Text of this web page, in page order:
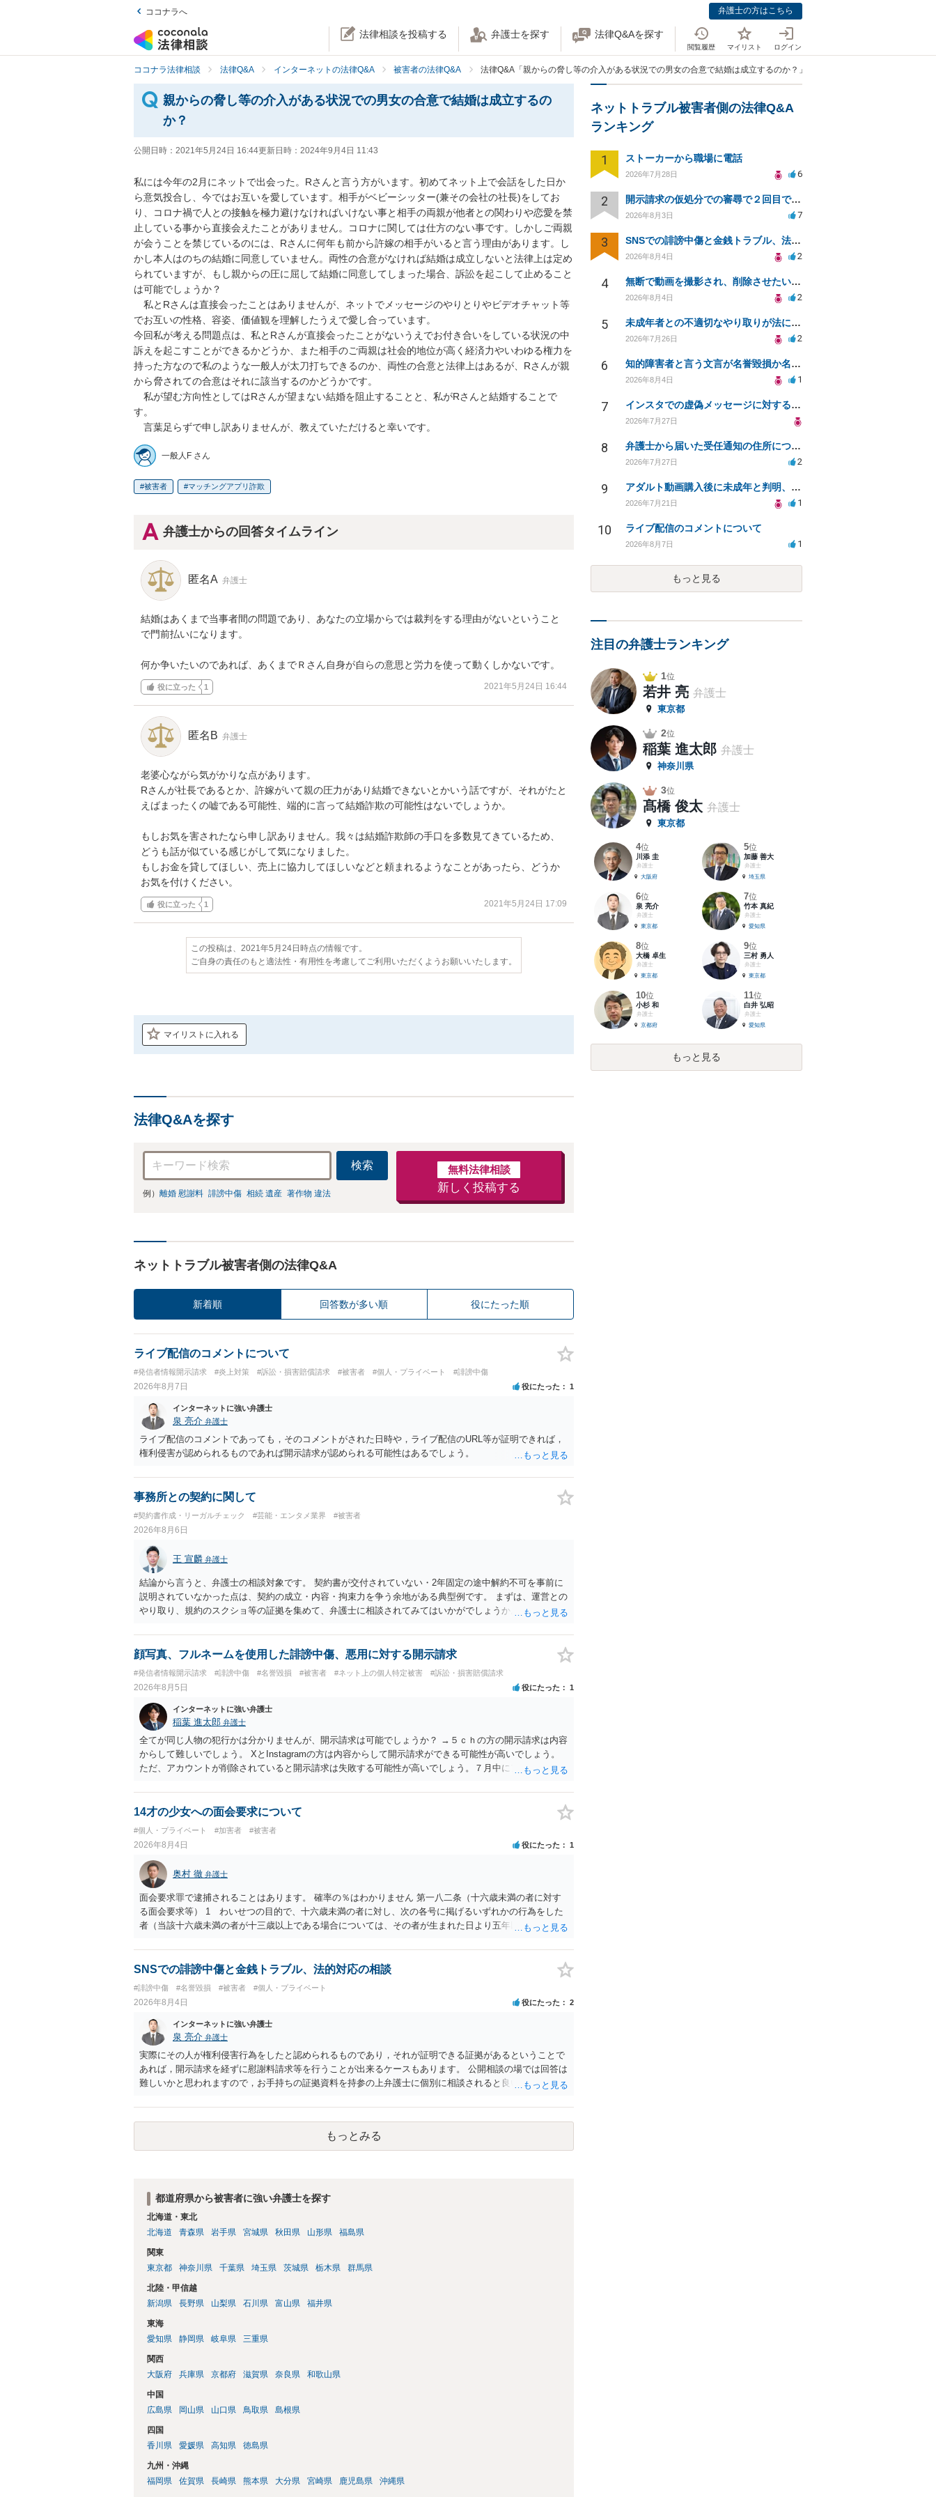
ココナラへ 弁護士の方はこちら
法律相談を投稿する 弁護士を探す 法律Q&Aを探す
閲覧履歴 マイリスト ログイン
ココナラ法律相談 法律Q&A インターネットの法律Q&A 被害者の法律Q&A 法律Q&A「親からの脅し等の介入がある状況での男女の合意で結婚は成立するのか？」
親からの脅し等の介入がある状況での男女の合意で結婚は成立するの
か？
公開日時： 2021年5月24日 16:44更新日時： 2024年9月4日 11:43
私には今年の2月にネットで出会った。Rさんと言う方がいます。初めてネット上で会話をした日か
ら意気投合し、今ではお互いを愛しています。相手がベビーシッター(兼その会社の社長)をしてお
り、コロナ禍で人との接触を極力避けなければいけない事と相手の両親が他者との関わりや恋愛を禁
止している事から直接会えたことがありません。コロナに関しては仕方のない事です。しかしご両親
が会うことを禁じているのには、Rさんに何年も前から許嫁の相手がいると言う理由があります。し
かし本人はのちの結婚に同意していません。両性の合意がなければ結婚は成立しないと法律上は定め
られていますが、もし親からの圧に屈して結婚に同意してしまった場合、訴訟を起こして止めること
は可能でしょうか？
私とRさんは直接会ったことはありませんが、ネットでメッセージのやりとりやビデオチャット等
でお互いの性格、容姿、価値観を理解したうえで愛し合っています。
今回私が考える問題点は、私とRさんが直接会ったことがないうえでお付き合いをしている状況の中
訴えを起こすことができるかどうか、また相手のご両親は社会的地位が高く経済力やいわゆる権力を
持った方なので私のような一般人が太刀打ちできるのか、両性の合意と法律上はあるが、Rさんが親
から脅されての合意はそれに該当するのかどうかです。
私が望む方向性としてはRさんが望まない結婚を阻止することと、私がRさんと結婚することで
す。
言葉足らずで申し訳ありませんが、教えていただけると幸いです。
一般人F さん
被害者 マッチングアプリ詐欺
弁護士からの回答タイムライン
匿名A 弁護士
結婚はあくまで当事者間の問題であり、あなたの立場からでは裁判をする理由がないということ
で門前払いになります。
何か争いたいのであれば、あくまでＲさん自身が自らの意思と労力を使って動くしかないです。
役に立った 1 2021年5月24日 16:44
匿名B 弁護士
老婆心ながら気がかりな点があります。
Rさんが社長であるとか、許嫁がいて親の圧力があり結婚できないとかいう話ですが、それがたと
えばまったくの嘘である可能性、端的に言って結婚詐欺の可能性はないでしょうか。
もしお気を害されたなら申し訳ありません。我々は結婚詐欺師の手口を多数見てきているため、
どうも話が似ている感じがして気になりました。
もしお金を貸してほしい、売上に協力してほしいなどと頼まれるようなことがあったら、どうか
お気を付けください。
役に立った 1 2021年5月24日 17:09
この投稿は、2021年5月24日時点の情報です。
ご自身の責任のもと適法性・有用性を考慮してご利用いただくようお願いいたします。
マイリストに入れる
法律Q&Aを探す
検索
例） 離婚 慰謝料 誹謗中傷 相続 遺産 著作物 違法
無料法律相談
新しく投稿する
ネットトラブル被害者側の法律Q&A
新着順 回答数が多い順 役にたった順
ライブ配信のコメントについて
#発信者情報開示請求 #炎上対策 #訴訟・損害賠償請求 #被害者 #個人・プライベート #誹謗中傷
2026年8月7日 役にたった 1
インターネットに強い弁護士
泉 亮介 弁護士
ライブ配信のコメントであっても，そのコメントがされた日時や，ライブ配信のURL等が証明できれば，
権利侵害が認められるものであれば開示請求が認められる可能性はあるでしょう。
事務所との契約に関して
#契約書作成・リーガルチェック #芸能・エンタメ業界 #被害者
2026年8月6日
王 宣麟 弁護士
結論から言うと、弁護士の相談対象です。 契約書が交付されていない・2年固定の途中解約不可を事前に
説明されていなかった点は、契約の成立・内容・拘束力を争う余地がある典型例です。 まずは、運営との
やり取り、規約のスクショ等の証拠を集めて、弁護士に相談されてみてはいかがでしょうか。 また同時並
顔写真、フルネームを使用した誹謗中傷、悪用に対する開示請求
#発信者情報開示請求 #誹謗中傷 #名誉毀損 #被害者 #ネット上の個人特定被害 #訴訟・損害賠償請求
2026年8月5日 役にたった 1
インターネットに強い弁護士
稲葉 進太郎 弁護士
全てが同じ人物の犯行かは分かりませんが、開示請求は可能でしょうか？ →５ｃｈの方の開示請求は内容
からして難しいでしょう。 XとInstagramの方は内容からして開示請求ができる可能性が高いでしょう。
ただ、アカウントが削除されていると開示請求は失敗する可能性が高いでしょう。７月中にアカウントが
相手に全ての弁護士費用を負担させることは可能でしょうか？ →訴訟外の交渉で相手方が認めれば負担さ
せることができるでしょう。訴訟で判決となった場合は、実際の弁護士費用が認められる場合と認められ
14才の少女への面会要求について
#個人・プライベート #加害者 #被害者
2026年8月4日 役にたった 1
奥村 徹 弁護士
面会要求罪で逮捕されることはあります。 確率の％はわかりません 第一八二条（十六歳未満の者に対す
る面会要求等） 1 わいせつの目的で、十六歳未満の者に対し、次の各号に掲げるいずれかの行為をした
者（当該十六歳未満の者が十三歳以上である場合については、その者が生まれた日より五年以上前の日に
又は誘惑して面会を要求すること。 二 拒まれたにもかかわらず、反復して面会を要求すること。 三
金銭その他の利益を供与し、又はその申込み若しくは約束をして面会を要求すること。 2前項の罪を犯
罰金に処する。
SNSでの誹謗中傷と金銭トラブル、法的対応の相談
#誹謗中傷 #名誉毀損 #被害者 #個人・プライベート
2026年8月4日 役にたった 2
インターネットに強い弁護士
泉 亮介 弁護士
実際にその人が権利侵害行為をしたと認められるものであり，それが証明できる証拠があるということで
あれば，開示請求を経ずに慰謝料請求等を行うことが出来るケースもあります。 公開相談の場では回答は
難しいかと思われますので，お手持ちの証拠資料を持参の上弁護士に個別に相談されると良いでしょう。
もっとみる
都道府県から被害者に強い弁護士を探す
北海道・東北
北海道
青森県 岩手県 宮城県 秋田県 山形県 福島県
関東
東京都
神奈川県 千葉県 埼玉県 茨城県 栃木県 群馬県
北陸・甲信越
新潟県
長野県 山梨県 石川県 富山県 福井県
東海
愛知県
静岡県 岐阜県 三重県
関西
大阪府
兵庫県 京都府 滋賀県 奈良県 和歌山県
中国
広島県
岡山県 山口県 鳥取県 島根県
四国
香川県
愛媛県 高知県 徳島県
九州・沖縄
福岡県
佐賀県 長崎県 熊本県 大分県 宮崎県 鹿児島県 沖縄県
ネットトラブル被害者側の法律Q&A
ランキング
1 ストーカーから職場に電話
2026年7月28日 6
2 開示請求の仮処分での審尋で２回目で終わらない場合どうしたらいいですか
2026年8月3日 7
3 SNSでの誹謗中傷と金銭トラブル、法的対応の相談
2026年8月4日 2
4 無断で動画を撮影され、削除させたいが連絡が返ってこない。
2026年8月4日 2
5 未成年者との不適切なやり取りが法に触れる可能性と対処法
2026年7月26日 2
6 知的障害者と言う文言が名誉毀損か名誉感情の侵害になるか教えてほしい。
2026年8月4日 1
7 インスタでの虚偽メッセージに対する法的対応の必要性は？
2026年7月27日
8 弁護士から届いた受任通知の住所について
2026年7月27日 2
9 アダルト動画購入後に未成年と判明、法的リスクはある？
2026年7月21日 1
10 ライブ配信のコメントについて
2026年8月7日 1
もっと見る
注目の弁護士ランキング
1位
若井 亮 弁護士
東京都
2位
稲葉 進太郎 弁護士
神奈川県
3位
髙橋 俊太 弁護士
東京都
4位
川添 圭
弁護士
大阪府
5位
加藤 善大
弁護士
埼玉県
6位
泉 亮介
弁護士
東京都
7位
竹本 真紀
弁護士
愛知県
8位
大橋 卓生
弁護士
東京都
9位
三村 勇人
弁護士
東京都
10位
小杉 和
弁護士
京都府
11位
白井 弘昭
弁護士
愛知県
もっと見る